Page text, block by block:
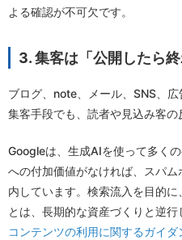
よる確認が不可欠です。
3. 集客は「公開したら
ブログ、note、メール、SNS、
集客手段でも、読者や見込み客の
Googleは、生成AIを使って多く
への付加価値がなければ、スパ
内しています。検索流入を目的
とは、長期的な資産づくりと逆行
コンテンツの利用に関するガイダ